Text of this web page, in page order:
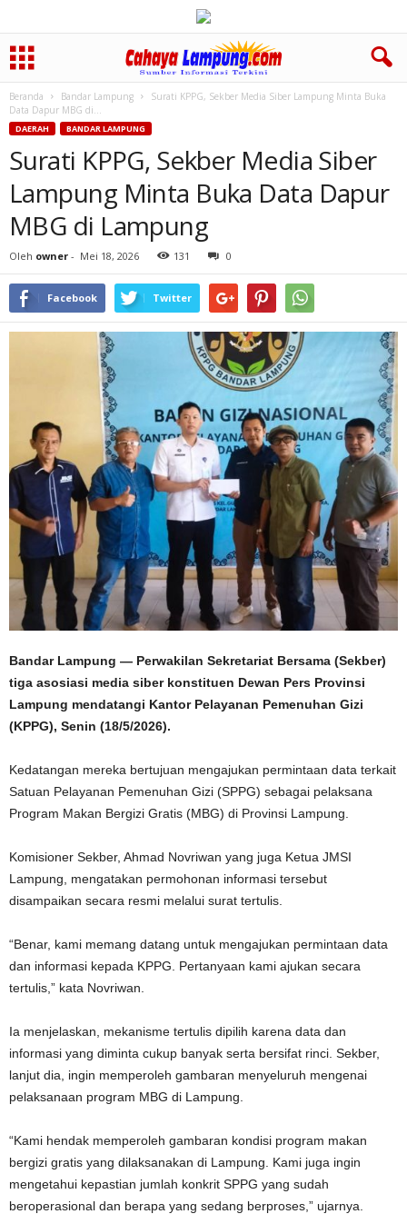
Beranda Bandar Lampung
Surati KPPG, Sekber Media Siber Lampung Minta Buka
Data Dapur MBG di...
DAERAH BANDAR LAMPUNG
Surati KPPG, Sekber Media Siber
Lampung Minta Buka Data Dapur
MBG di Lampung
Oleh owner - Mei 18, 2026 131 0
Facebook Twitter
Bandar Lampung — Perwakilan Sekretariat Bersama (Sekber)
tiga asosiasi media siber konstituen Dewan Pers Provinsi
Lampung mendatangi Kantor Pelayanan Pemenuhan Gizi
(KPPG), Senin (18/5/2026).
Kedatangan mereka bertujuan mengajukan permintaan data terkait
Satuan Pelayanan Pemenuhan Gizi (SPPG) sebagai pelaksana
Program Makan Bergizi Gratis (MBG) di Provinsi Lampung.
Komisioner Sekber, Ahmad Novriwan yang juga Ketua JMSI
Lampung, mengatakan permohonan informasi tersebut
disampaikan secara resmi melalui surat tertulis.
“Benar, kami memang datang untuk mengajukan permintaan data
dan informasi kepada KPPG. Pertanyaan kami ajukan secara
tertulis,” kata Novriwan.
Ia menjelaskan, mekanisme tertulis dipilih karena data dan
informasi yang diminta cukup banyak serta bersifat rinci. Sekber,
lanjut dia, ingin memperoleh gambaran menyeluruh mengenai
pelaksanaan program MBG di Lampung.
“Kami hendak memperoleh gambaran kondisi program makan
bergizi gratis yang dilaksanakan di Lampung. Kami juga ingin
mengetahui kepastian jumlah konkrit SPPG yang sudah
beroperasional dan berapa yang sedang berproses,” ujarnya.